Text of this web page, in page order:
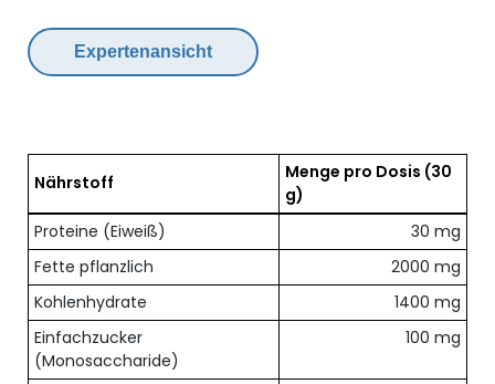
Expertenansicht
Übersicht der enthaltenen Nährstoffe pro Dosis
Nährstoff Menge pro Dosis (30
g)
Proteine (Eiweiß)
30 mg
Fette pflanzlich
2000 mg
Kohlenhydrate
1400 mg
Einfachzucker
(Monosaccharide)
100 mg